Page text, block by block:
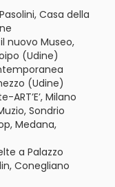
Casa della
nuovo Museo,
(Udine)
(Udine)
Milano
Sondrio
Medana,
a Palazzo
Conegliano